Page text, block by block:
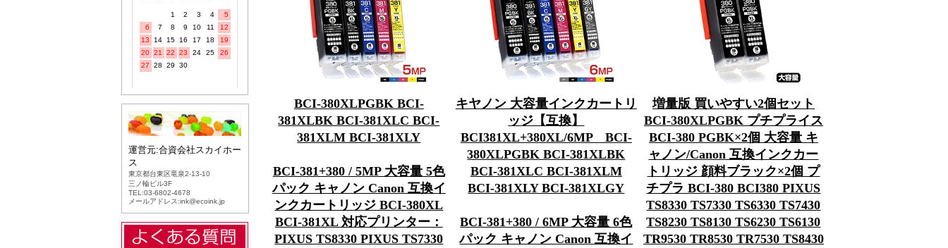
BCI-380XLPGBK BCI-
381XLBK BCI-381XLC BCI-
381XLM BCI-381XLY
BCI-381+380 / 5MP 大容量 5色
パック キャノン Canon 互換イ
ンクカートリッジ BCI-380XL
BCI-381XL 対応プリンター：
PIXUS TS8330 PIXUS TS7330
キヤノン 大容量インクカートリ
ッジ【互換】
BCI381XL+380XL/6MP BCI-
380XLPGBK BCI-381XLBK
BCI-381XLC BCI-381XLM
BCI-381XLY BCI-381XLGY
BCI-381+380 / 6MP 大容量 6色
パック キャノン Canon 互換イ
増量版 買いやすい2個セット
BCI-380XLPGBK プチプライス
BCI-380 PGBK×2個 大容量 キ
ャノン/Canon 互換インクカー
トリッジ 顔料ブラック×2個 プ
チプラ BCI-380 BCI380 PIXUS
TS8330 TS7330 TS6330 TS7430
TS8230 TS8130 TS6230 TS6130
TR9530 TR8530 TR7530 TS8430